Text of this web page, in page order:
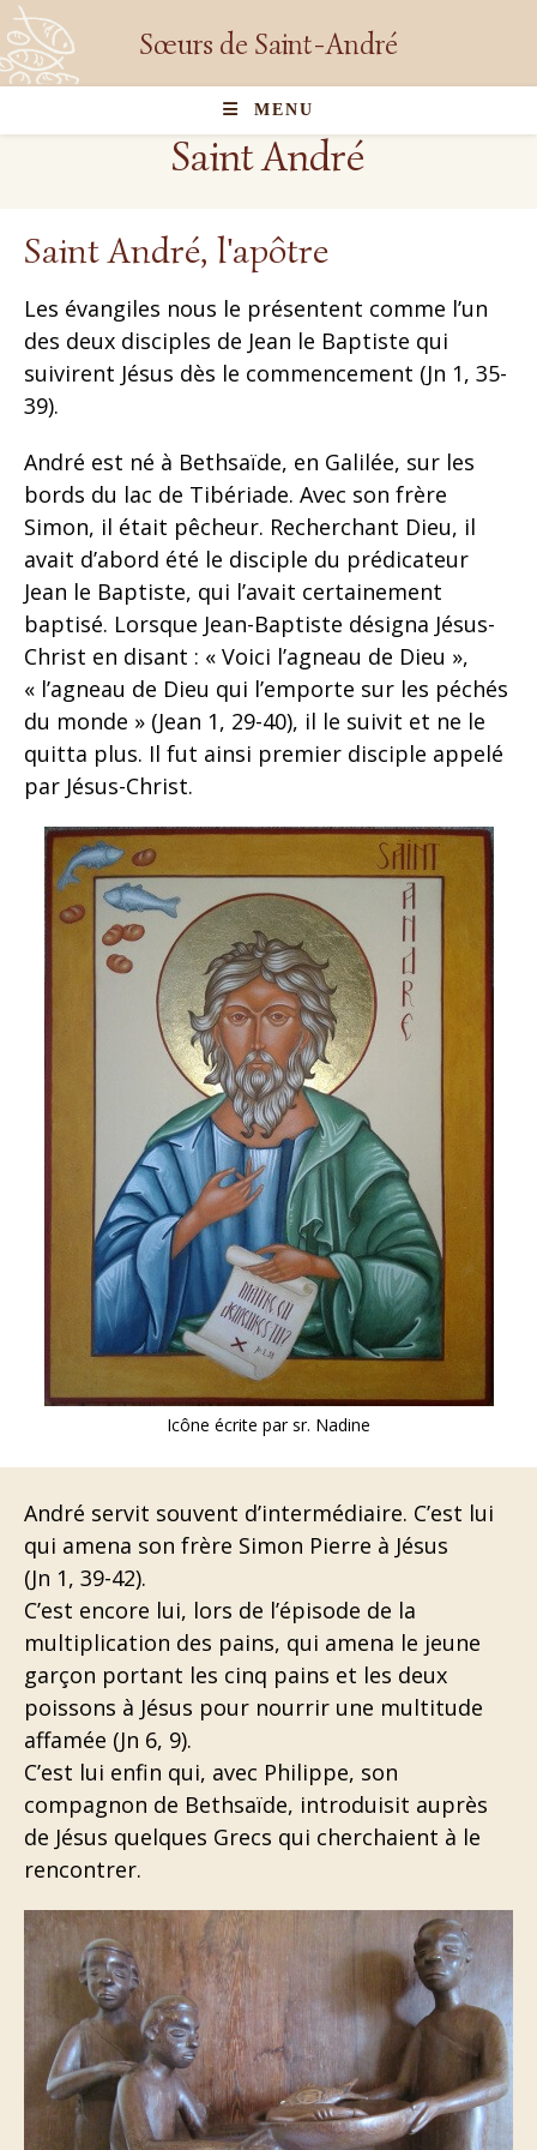
Sœurs de Saint-André
MENU
Saint André
Saint André, l'apôtre
Les évangiles nous le présentent comme l’un
des deux disciples de Jean le Baptiste qui
suivirent Jésus dès le commencement (Jn 1, 35-
39).
André est né à Bethsaïde, en Galilée, sur les
bords du lac de Tibériade. Avec son frère
Simon, il était pêcheur. Recherchant Dieu, il
avait d’abord été le disciple du prédicateur
Jean le Baptiste, qui l’avait certainement
baptisé. Lorsque Jean-Baptiste désigna Jésus-
Christ en disant : « Voici l’agneau de Dieu »,
« l’agneau de Dieu qui l’emporte sur les péchés
du monde » (Jean 1, 29-40), il le suivit et ne le
quitta plus. Il fut ainsi premier disciple appelé
par Jésus-Christ.
Icône écrite par sr. Nadine
André servit souvent d’intermédiaire. C’est lui
qui amena son frère Simon Pierre à Jésus
(Jn 1, 39-42).
C’est encore lui, lors de l’épisode de la
multiplication des pains, qui amena le jeune
garçon portant les cinq pains et les deux
poissons à Jésus pour nourrir une multitude
affamée (Jn 6, 9).
C’est lui enfin qui, avec Philippe, son
compagnon de Bethsaïde, introduisit auprès
de Jésus quelques Grecs qui cherchaient à le
rencontrer.